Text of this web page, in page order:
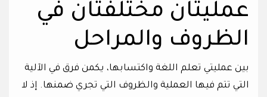
عمليتان مختلفتان في
الظروف والمراحل
بين عمليتي تعلم اللغة واكتسابها، يكمن فرق في الآلية
التي تتم فيها العملية والظروف التي تجري ضمنها. إذ لا